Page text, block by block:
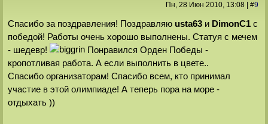
Пн, 28 Июн 2010, 13:08| #9
Спасибо за поздравления! Поздравляю usta63и DimonС1с
победой! Работы очень хорошо выполнены. Статуя с мечем
- шедевр!
Понравился Орден Победы -
кропотливая работа. А если выполнить в цвете..
Спасибо организаторам! Спасибо всем, кто принимал
участие в этой олимпиаде! А теперь пора на море -
отдыхать ))